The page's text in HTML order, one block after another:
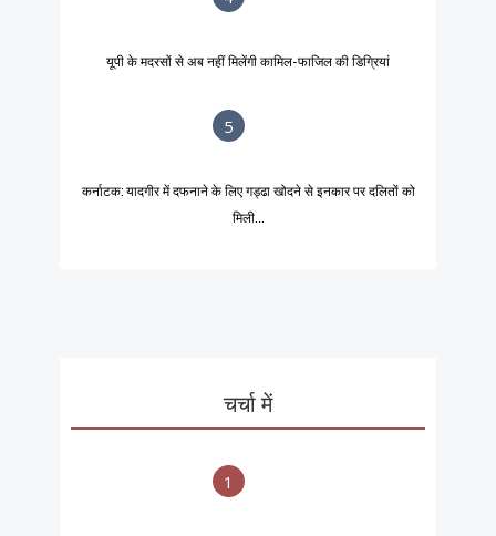
यूपी के मदरसों से अब नहीं मिलेंगी कामिल-फाजिल की डिग्रियां
5
कर्नाटक: यादगीर में दफनाने के लिए गड्ढा खोदने से इनकार पर दलितों को
मिली...
चर्चा में
1